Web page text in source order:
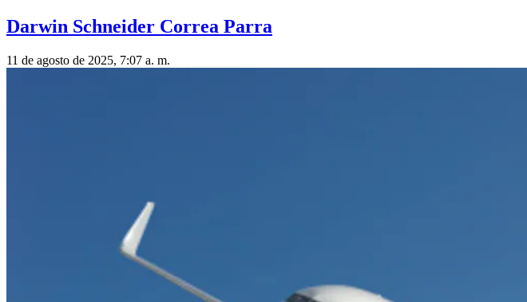
Darwin Schneider Correa Parra
11 de agosto de 2025, 7:07 a. m.